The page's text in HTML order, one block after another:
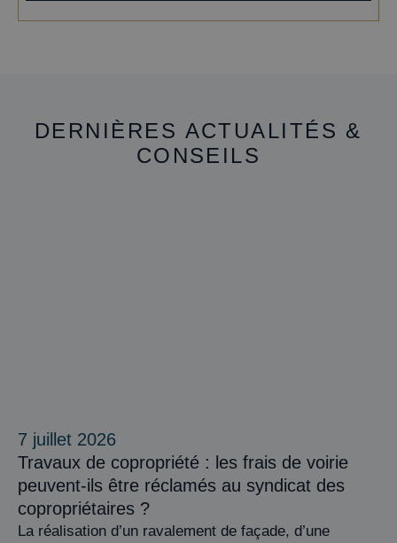
DERNIÈRES ACTUALITÉS &
CONSEILS
7 juillet 2026
Travaux de copropriété : les frais de voirie
peuvent-ils être réclamés au syndicat des
copropriétaires ?
La réalisation d’un ravalement de façade, d’une